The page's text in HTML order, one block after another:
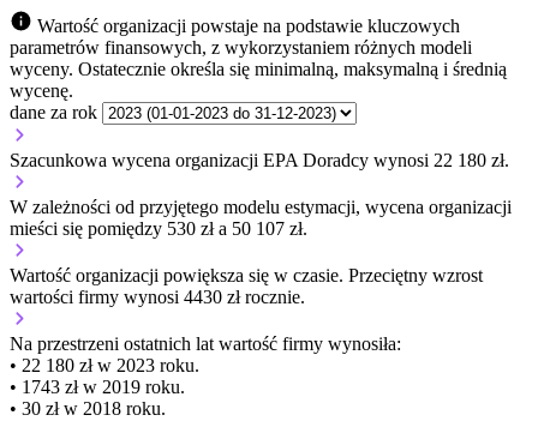
Wartość organizacji powstaje na podstawie kluczowych
parametrów finansowych, z wykorzystaniem różnych modeli
wyceny. Ostatecznie określa się minimalną, maksymalną i średnią
wycenę.
dane za rok
Szacunkowa wycena organizacji EPA Doradcy wynosi 22 180 zł.
W zależności od przyjętego modelu estymacji, wycena organizacji
mieści się pomiędzy 530 zł a 50 107 zł.
Wartość organizacji powiększa się w czasie. Przeciętny wzrost
wartości firmy wynosi 4430 zł rocznie.
Na przestrzeni ostatnich lat wartość firmy wynosiła:
• 22 180 zł w 2023 roku.
• 1743 zł w 2019 roku.
• 30 zł w 2018 roku.